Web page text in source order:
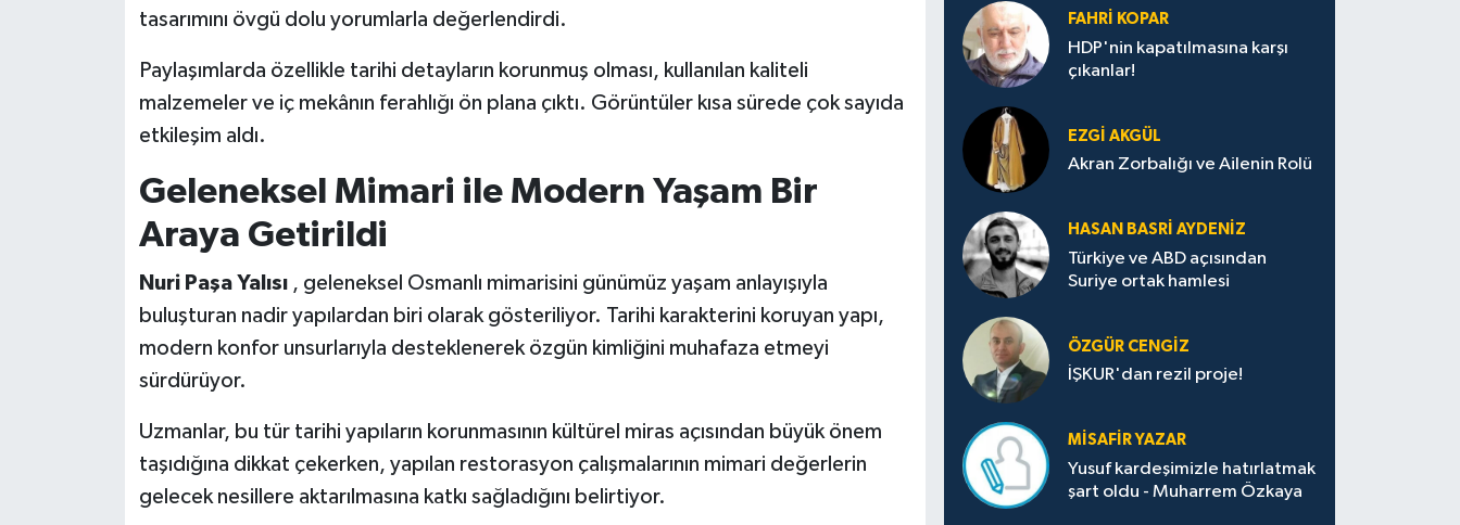
tasarımını övgü dolu yorumlarla değerlendirdi.
Paylaşımlarda özellikle tarihi detayların korunmuş olması, kullanılan kaliteli
malzemeler ve iç mekânın ferahlığı ön plana çıktı. Görüntüler kısa sürede çok sayıda
etkileşim aldı.
Geleneksel Mimari ile Modern Yaşam Bir
Araya Getirildi
Nuri Paşa Yalısı, geleneksel Osmanlı mimarisini günümüz yaşam anlayışıyla
buluşturan nadir yapılardan biri olarak gösteriliyor. Tarihi karakterini koruyan yapı,
modern konfor unsurlarıyla desteklenerek özgün kimliğini muhafaza etmeyi
sürdürüyor.
Uzmanlar, bu tür tarihi yapıların korunmasının kültürel miras açısından büyük önem
taşıdığına dikkat çekerken, yapılan restorasyon çalışmalarının mimari değerlerin
gelecek nesillere aktarılmasına katkı sağladığını belirtiyor.
FAHRI KOPAR
HDP'nin kapatılmasına karşı
çıkanlar!
EZGI AKGÜL
Akran Zorbalığı ve Ailenin Rolü
HASAN BASRI AYDENIZ
Türkiye ve ABD açısından
Suriye ortak hamlesi
ÖZGÜR CENGIZ
İŞKUR'dan rezil proje!
MISAFIR YAZAR
Yusuf kardeşimizle hatırlatmak
şart oldu - Muharrem Özkaya